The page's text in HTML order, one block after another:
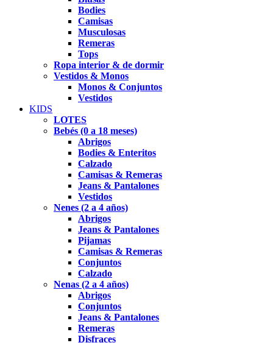
Bodies
Camisas
Musculosas
Remeras
Tops
Ropa interior & de dormir
Vestidos & Monos
Monos & Conjuntos
Vestidos
KIDS
LOTES
Bebés (0 a 18 meses)
Abrigos
Bodies & Enteritos
Calzado
Camisas & Remeras
Jeans & Pantalones
Vestidos
Nenes (2 a 4 años)
Abrigos
Jeans & Pantalones
Pijamas
Camisas & Remeras
Conjuntos
Calzado
Nenas (2 a 4 años)
Abrigos
Conjuntos
Jeans & Pantalones
Remeras
Disfraces